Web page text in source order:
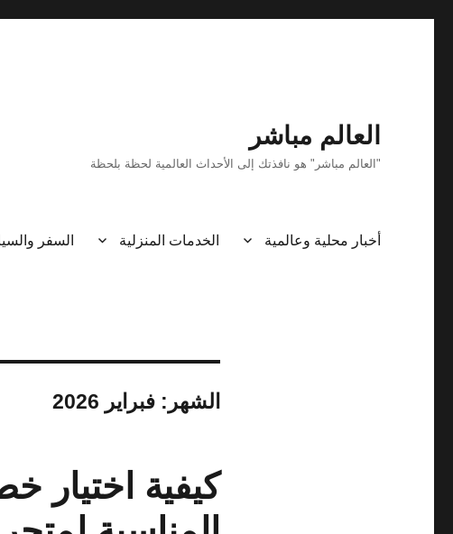
العالم مباشر
"العالم مباشر" هو نافذتك إلى الأحداث العالمية لحظة بلحظة
أخبار محلية وعالمية الخدمات المنزلية السفر
الشهر: فبراير 2026